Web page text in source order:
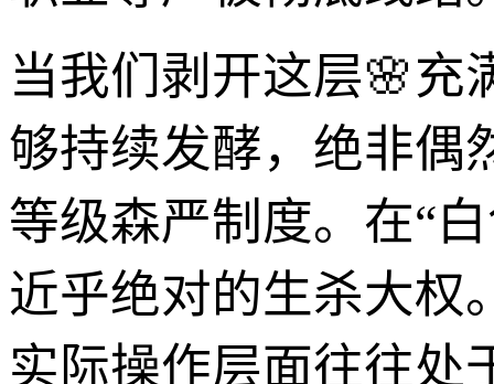
当我们剥开这层🌸充
够持续发酵，绝非偶
等级森严制度。在“
近乎绝对的生杀大权
实际操作层面往往处